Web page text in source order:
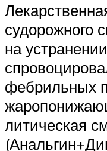
судорожного
на
фебрильных
литическая